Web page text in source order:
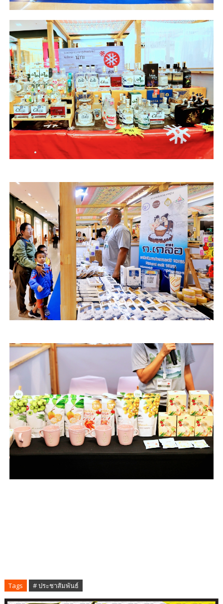
Tags # ประชาสัมพันธ์